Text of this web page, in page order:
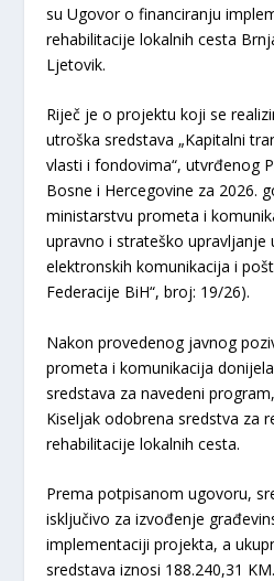
su Ugovor o financiranju
rehabilitacije lokalnih cesta
Ljetovik.
Riječ je o projektu koji se
utroška sredstava „Kapitalni
vlasti i fondovima“, utvrđenog
Bosne i Hercegovine za 2026.
ministarstvu prometa i
upravno i strateško upravljanje
elektronskih komunikacija i
Federacije BiH“, broj: 19/26).
Nakon provedenog javnog
prometa i komunikacija
sredstava za navedeni
Kiseljak odobrena sredstva za
rehabilitacije lokalnih cesta.
Prema potpisanom ugovoru,
isključivo za izvođenje
implementaciji projekta, a
sredstava iznosi 188.240,31 KM.